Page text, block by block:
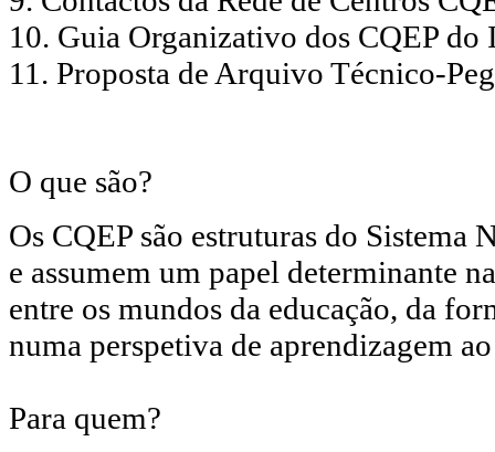
10. Guia Organizativo dos CQEP do
11. Proposta de Arquivo Técnico-
O que são?
Os CQEP são estruturas do Sistema
e assumem um papel determinante
entre os mundos da educação, da
numa perspetiva de aprendizagem
Para quem?